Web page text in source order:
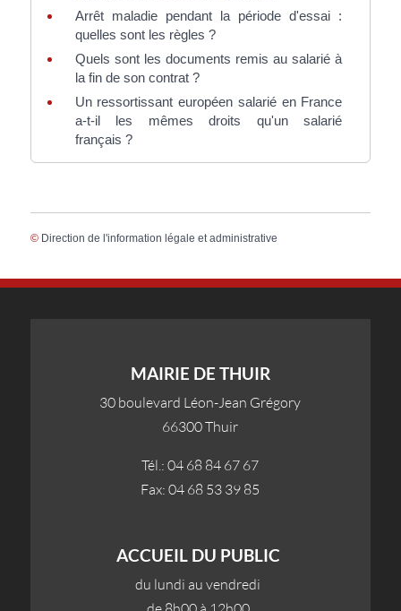
Arrêt maladie pendant la période d'essai :
quelles sont les règles ?
Quels sont les documents remis au salarié à
la fin de son contrat ?
Un ressortissant européen salarié en France
a-t-il les mêmes droits qu'un salarié
français ?
© Direction de l'information légale et administrative
MAIRIE DE THUIR
30 boulevard Léon-Jean Grégory
66300 Thuir
Tél.: 04 68 84 67 67
Fax: 04 68 53 39 85
ACCUEIL DU PUBLIC
du lundi au vendredi